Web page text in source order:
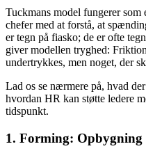
Tuckmans model fungerer
chefer med at forstå, at
er tegn på fiasko; de er ofte
giver modellen tryghed:
undertrykkes, men noget, der
Lad os se nærmere på, hvad
hvordan HR kan støtte ledere
tidspunkt.
1. Forming: Opbygning